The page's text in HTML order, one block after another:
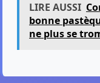
LIRE AUSSI
bonne
ne plus se